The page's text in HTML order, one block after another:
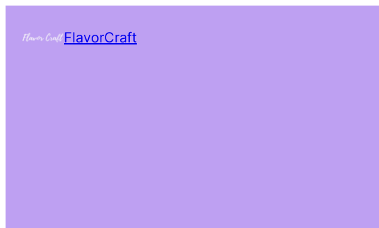
FlavorCraft